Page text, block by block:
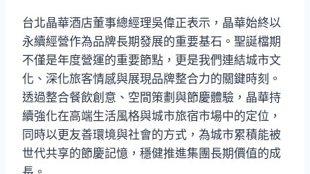
台北晶華酒店董事總經理吳偉正表示，晶華始終以
永續經營作為品牌長期發展的重要基石。聖誕檔期
不僅是年度營運的重要節點，更是我們連結城市文
化、深化旅客情感與展現品牌整合力的關鍵時刻。
透過整合餐飲創意、空間策劃與節慶體驗，晶華持
續強化在高端生活風格與城市旅宿市場中的定位，
同時以更友善環境與社會的方式，為城市累積能被
世代共享的節慶記憶，穩健推進集團長期價值的成